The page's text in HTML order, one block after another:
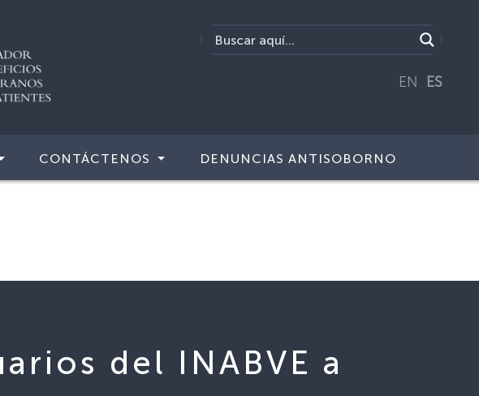
EN ES
CONTÁCTENOS DENUNCIAS ANTISOBORNO
del INABVE a